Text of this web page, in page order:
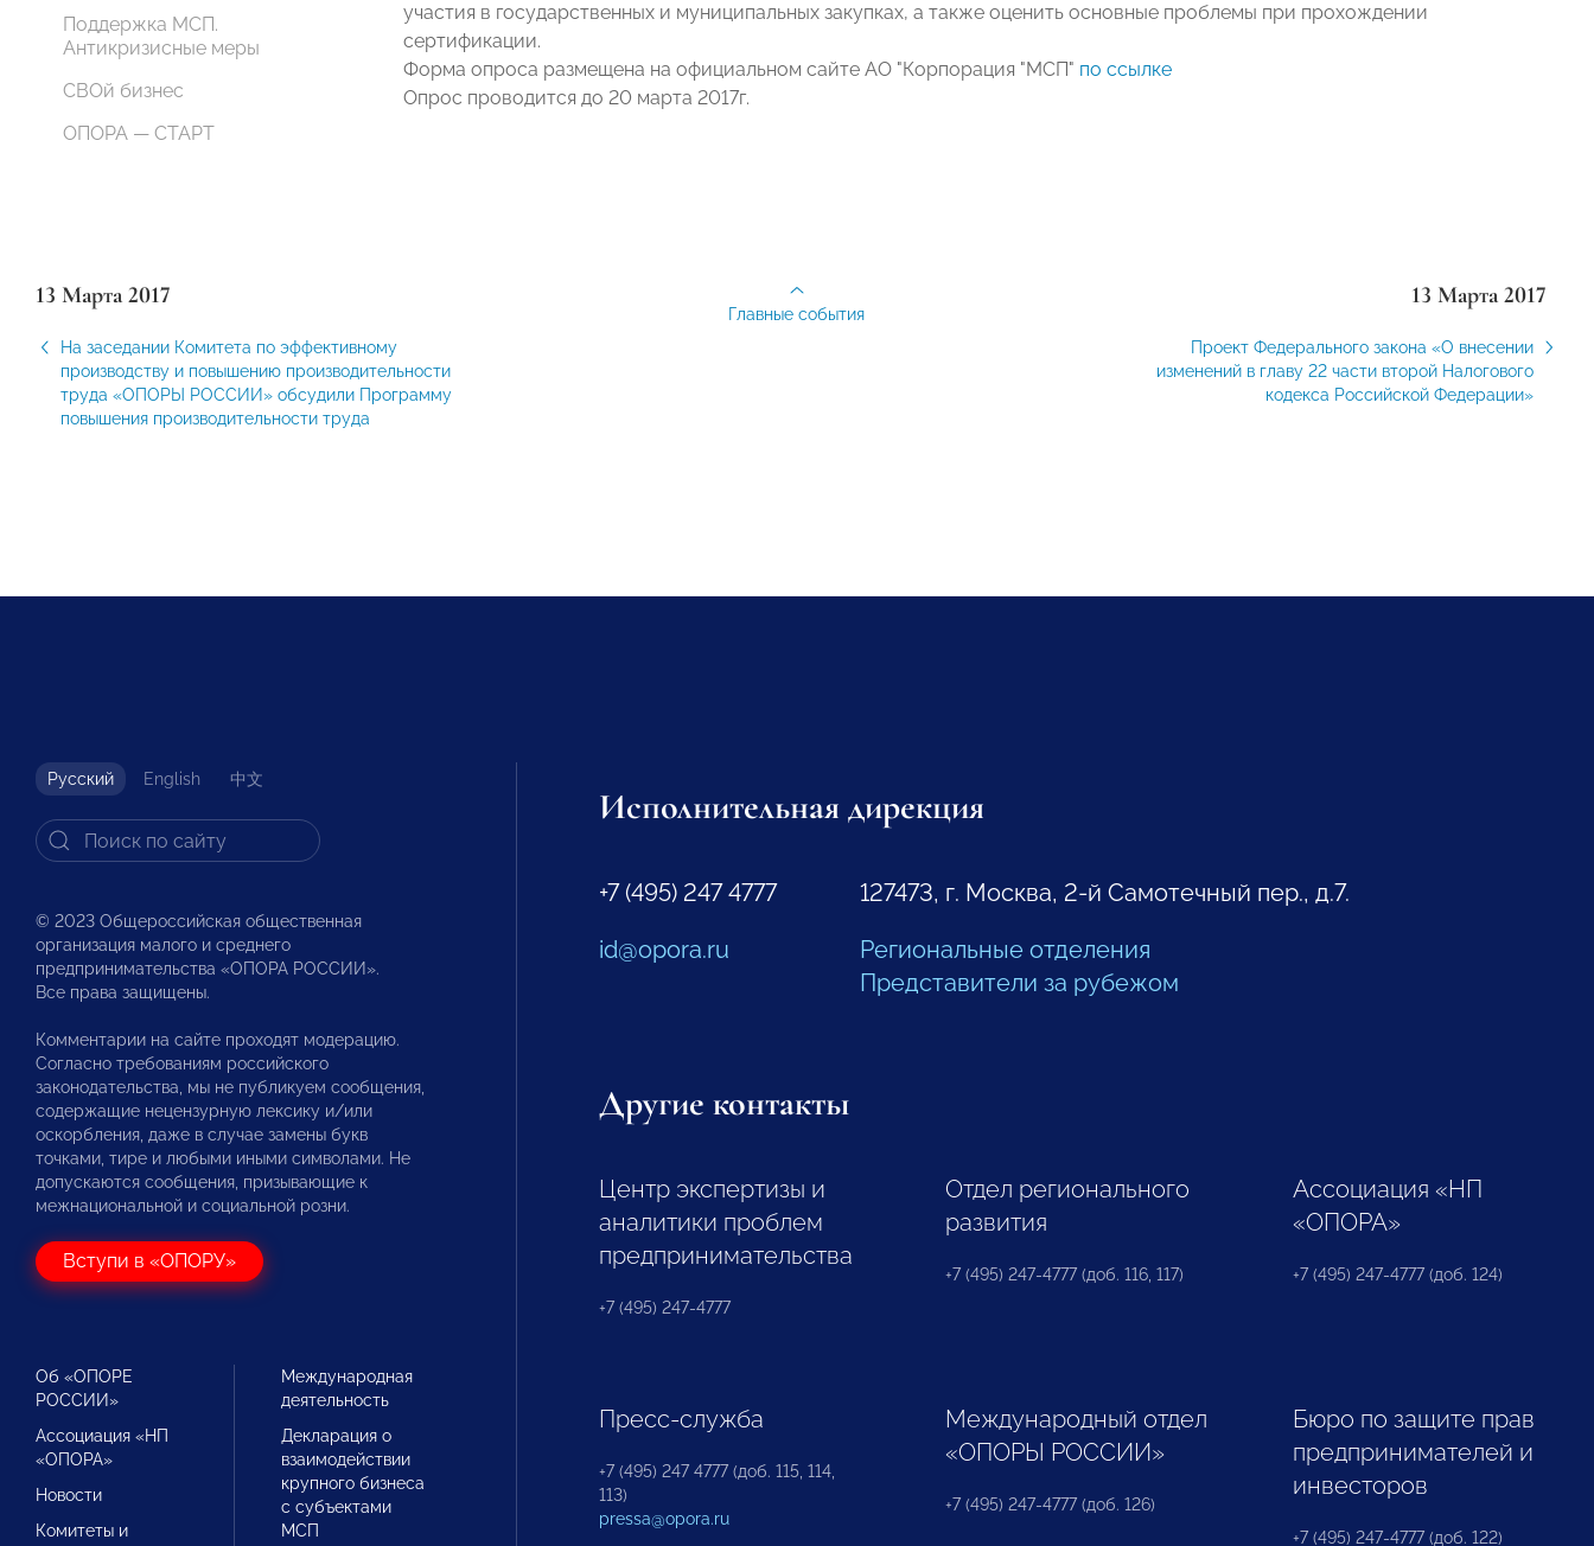
Поддержка МСП.
Антикризисные меры
СВОй бизнес
ОПОРА — СТАРТ
участия в государственных и муниципальных закупках, а также оценить основные проблемы при прохождении
сертификации.
Форма опроса размещена на официальном сайте АО "Корпорация "МСП" по ссылке
Опрос проводится до 20 марта 2017г.
13 Марта 2017
На заседании Комитета по эффективному
производству и повышению производительности
труда «ОПОРЫ РОССИИ» обсудили Программу
повышения производительности труда
13 Марта 2017
Проект Федерального закона «О внесении
изменений в главу 22 части второй Налогового
кодекса Российской Федерации»
Главные события
Русский English 中文
© 2023 Общероссийская общественная
организация малого и среднего
предпринимательства «ОПОРА РОССИИ».
Все права защищены.
Комментарии на сайте проходят модерацию.
Согласно требованиям российского
законодательства, мы не публикуем сообщения,
содержащие нецензурную лексику и/или
оскорбления, даже в случае замены букв
точками, тире и любыми иными символами. Не
допускаются сообщения, призывающие к
межнациональной и социальной розни.
Вступи в «ОПОРУ»
Об «ОПОРЕ
РОССИИ»
Ассоциация «НП
«ОПОРА»
Новости
Комитеты и
Международная
деятельность
Декларация о
взаимодействии
крупного бизнеса
с субъектами
МСП
Исполнительная дирекция
+7 (495) 247 4777
id@opora.ru
127473, г. Москва, 2-й Самотечный пер., д.7.
Региональные отделения
Представители за рубежом
Другие контакты
Центр экспертизы и
аналитики проблем
предпринимательства
+7 (495) 247-4777
Отдел регионального
развития
+7 (495) 247-4777 (доб. 116, 117)
Ассоциация «НП
«ОПОРА»
+7 (495) 247-4777 (доб. 124)
Пресс-служба
+7 (495) 247 4777 (доб. 115, 114,
113)
pressa@opora.ru
Международный отдел
«ОПОРЫ РОССИИ»
+7 (495) 247-4777 (доб. 126)
Бюро по защите прав
предпринимателей и
инвесторов
+7 (495) 247-4777 (доб. 122)